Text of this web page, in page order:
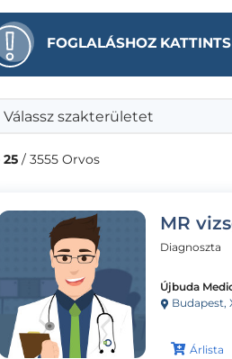
FOGLALÁSHOZ
Válassz szakterületet
25 / 3555 Orvos
MR
Diagnoszta
Újbuda
Budapest,
Árlista